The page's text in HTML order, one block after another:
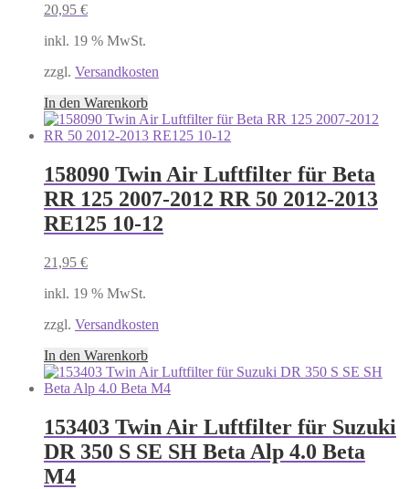
20,95 €
inkl. 19 % MwSt.
zzgl. Versandkosten
In den Warenkorb
158090 Twin Air Luftfilter für Beta
RR 125 2007-2012 RR 50 2012-2013
RE125 10-12
21,95 €
inkl. 19 % MwSt.
zzgl. Versandkosten
In den Warenkorb
153403 Twin Air Luftfilter für Suzuki
DR 350 S SE SH Beta Alp 4.0 Beta
M4